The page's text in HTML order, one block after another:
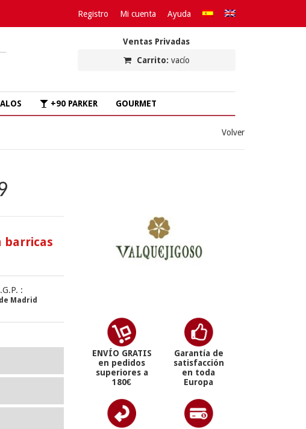
Registro Mi cuenta Ayuda
Ventas Privadas
Carrito: vacío
+90 PARKER GOURMET
Volver
barricas
:
Madrid
ENVÍO GRATIS
en pedidos
superiores a
180€
Garantía de
satisfacción
en toda
Europa